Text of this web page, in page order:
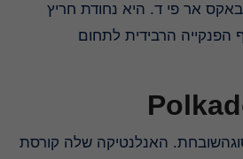
אר פי ד. היא נחודת חריץ
הרבידית לתחום
האנלנטיקה שלה קורסת